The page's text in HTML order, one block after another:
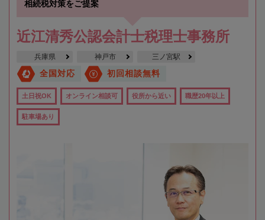
相続税対策をご提案
近江清秀公認会計士税理士事務所
兵庫県 神戸市 三ノ宮駅
全国対応 初回相談無料
土日祝OK オンライン相談可 役所から近い 職歴20年以上
駐車場あり